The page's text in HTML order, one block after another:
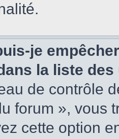
je
la liste
de contrôle
forum », vous
cette option